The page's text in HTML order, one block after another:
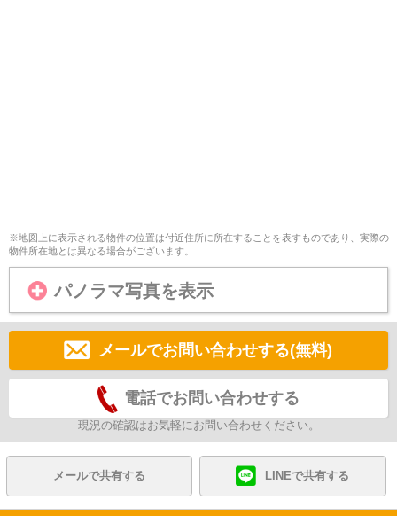
※地図上に表示される物件の位置は付近住所に所在することを表すものであり、実際の
物件所在地とは異なる場合がございます。
パノラマ写真を表示
メールでお問い合わせする(無料)
電話でお問い合わせする
現況の確認はお気軽にお問い合わせください。
メールで共有する LINEで共有する